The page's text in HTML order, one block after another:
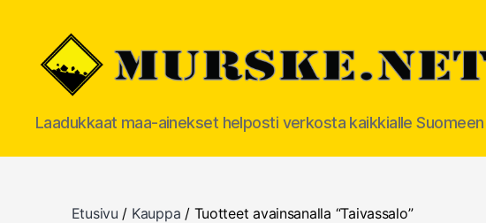
MURSKE.NET
Laadukkaat maa-ainekset helposti verkosta kaikkialle Suomeen
Etusivu / Kauppa / Tuotteet avainsanalla “Taivassalo”